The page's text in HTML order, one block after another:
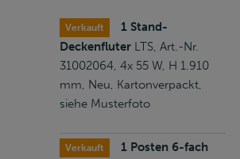
Verkauft
1 Stand-
Deckenfluter LTS, Art.-Nr.
31002064, 4x 55 W, H 1.910
mm, Neu, Kartonverpackt,
siehe Musterfoto
Verkauft
1 Posten 6-fach